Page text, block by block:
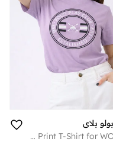
بولو بلاي
Multipack Graphic Print T-Shirt for WOMEN